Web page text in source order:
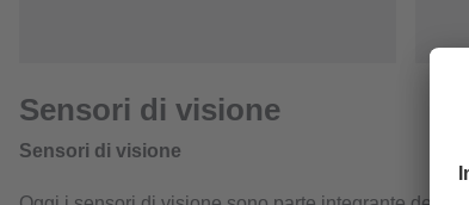
Sensori di visione
Sensori di visione